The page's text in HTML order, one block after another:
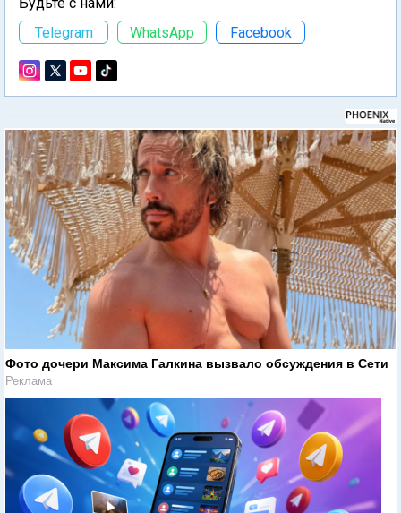
Telegram
WhatsApp Facebook
Фото дочери Максима Галкина вызвало обсуждения в Сети
Реклама